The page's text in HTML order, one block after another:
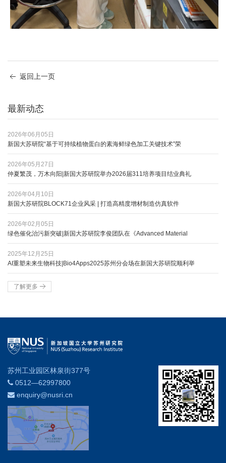
返回上一页
最新动态
2026年06月05日
新国大苏研院“基于可持续植物蛋白的素海鲜绿色加工关键技术”荣
2026年05月27日
仲夏繁茂，万木向阳|新国大苏研院举办2026届311培养项目结业典礼
2026年04月10日
新国大苏研院BLOCK71企业风采 | 打造高精度增材制造仿真软件
2026年02月05日
绿色催化治污新突破|新国大苏研院李俊团队在《Advanced Material
2025年12月25日
AI重塑未来生物科技|Bio4Apps2025苏州分会场在新国大苏研院顺利举
了解更多
苏州工业园区林泉街377号
0512—62997800
enquiry@nusri.cn